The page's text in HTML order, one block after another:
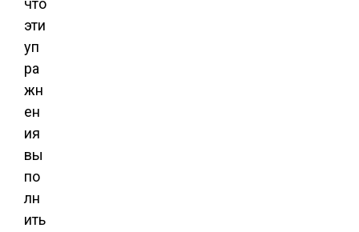
что
эти
уп
ра
жн
ен
ия
вы
по
лн
ить